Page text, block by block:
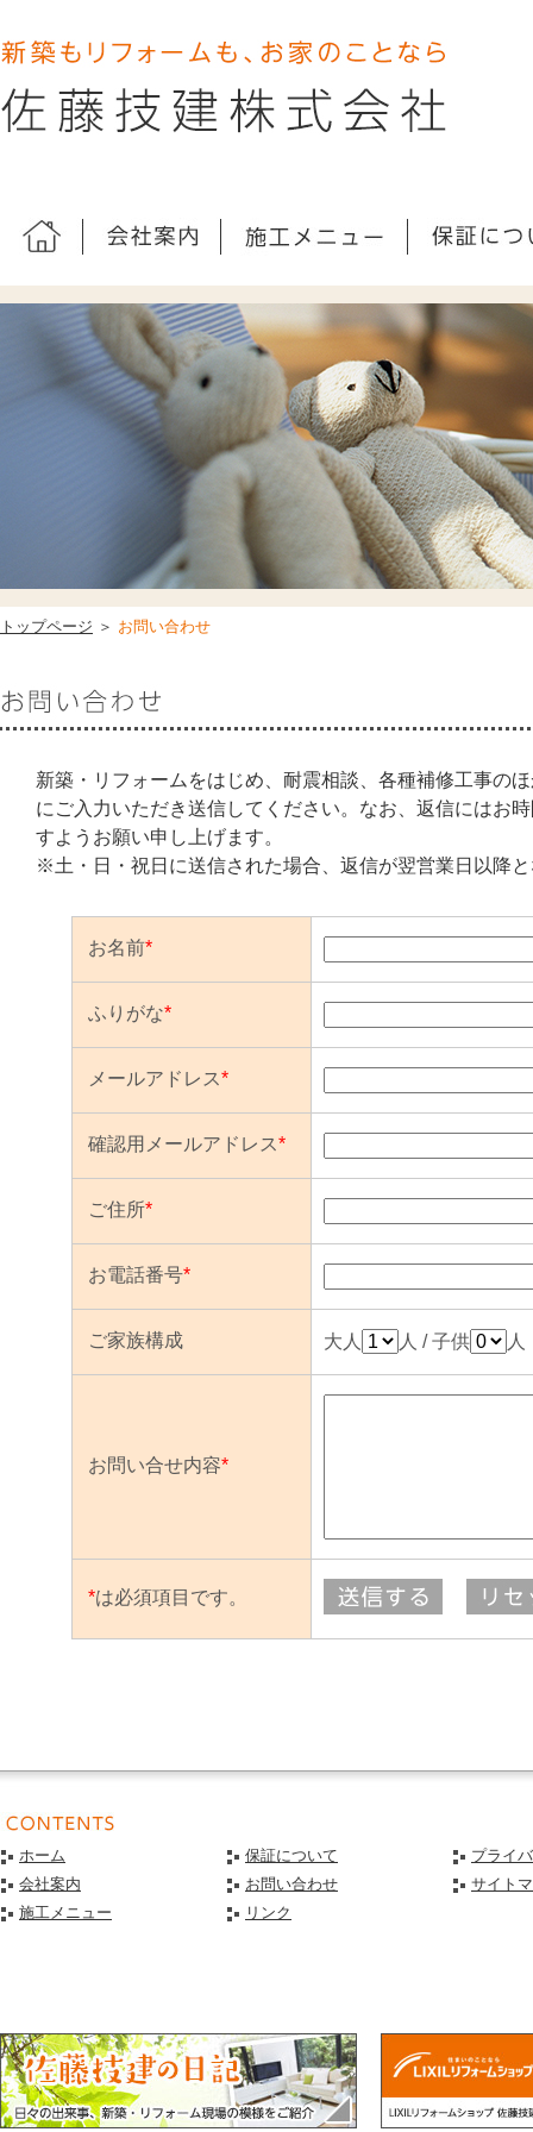
トップページ ＞ お問い合わせ
新築・リフォームをはじめ、耐震相談、各種補修工事の
にご入力いただき送信してください。なお、返信にはお
すようお願い申し上げます。
※土・日・祝日に送信された場合、返信が翌営業日以降
お名前*
ふりがな*
メールアドレス*
確認用メールアドレス*
ご住所*
お電話番号*
ご家族構成 大人 人 / 子供 人
お問い合せ内容*
*は必須項目です。
ホーム
会社案内
施工メニュー
保証について
お問い合わせ
リンク
プライ
サイト